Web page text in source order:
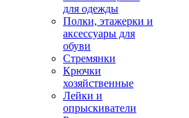
для одежды
Полки, этажерки и
аксессуары для
обуви
Стремянки
Крючки
хозяйственные
Лейки и
опрыскиватели